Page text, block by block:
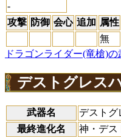
-
攻撃 防御 会心 追加 属性
無
ドラゴンライダー(竜槍)の
デストグレス
武器名
デストグ
最終進化名
神・デス